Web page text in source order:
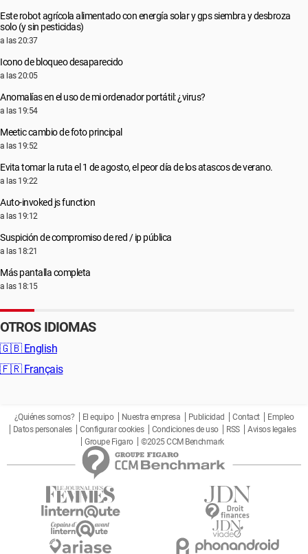
Este robot agrícola alimentado con energía solar y gps siembra y desbroza
solo (y sin pesticidas)
a las 20:37
Icono de bloqueo desaparecido
a las 20:05
Anomalías en el uso de mi ordenador portátil: ¿virus?
a las 19:54
Meetic cambio de foto principal
a las 19:52
Evita tomar la ruta el 1 de agosto, el peor día de los atascos de verano.
a las 19:22
Auto-invoked js function
a las 19:12
Suspición de compromiso de red / ip pública
a las 18:21
Más pantalla completa
a las 18:15
OTROS IDIOMAS
🇬🇧 English
🇫🇷 Français
¿Quiénes somos? El equipo Nuestra empresa Publicidad Contact
Empleo
Datos personales
Configurar cookies Condiciones de uso RSS
Avisos legales
Groupe Figaro
©2025 CCM Benchmark